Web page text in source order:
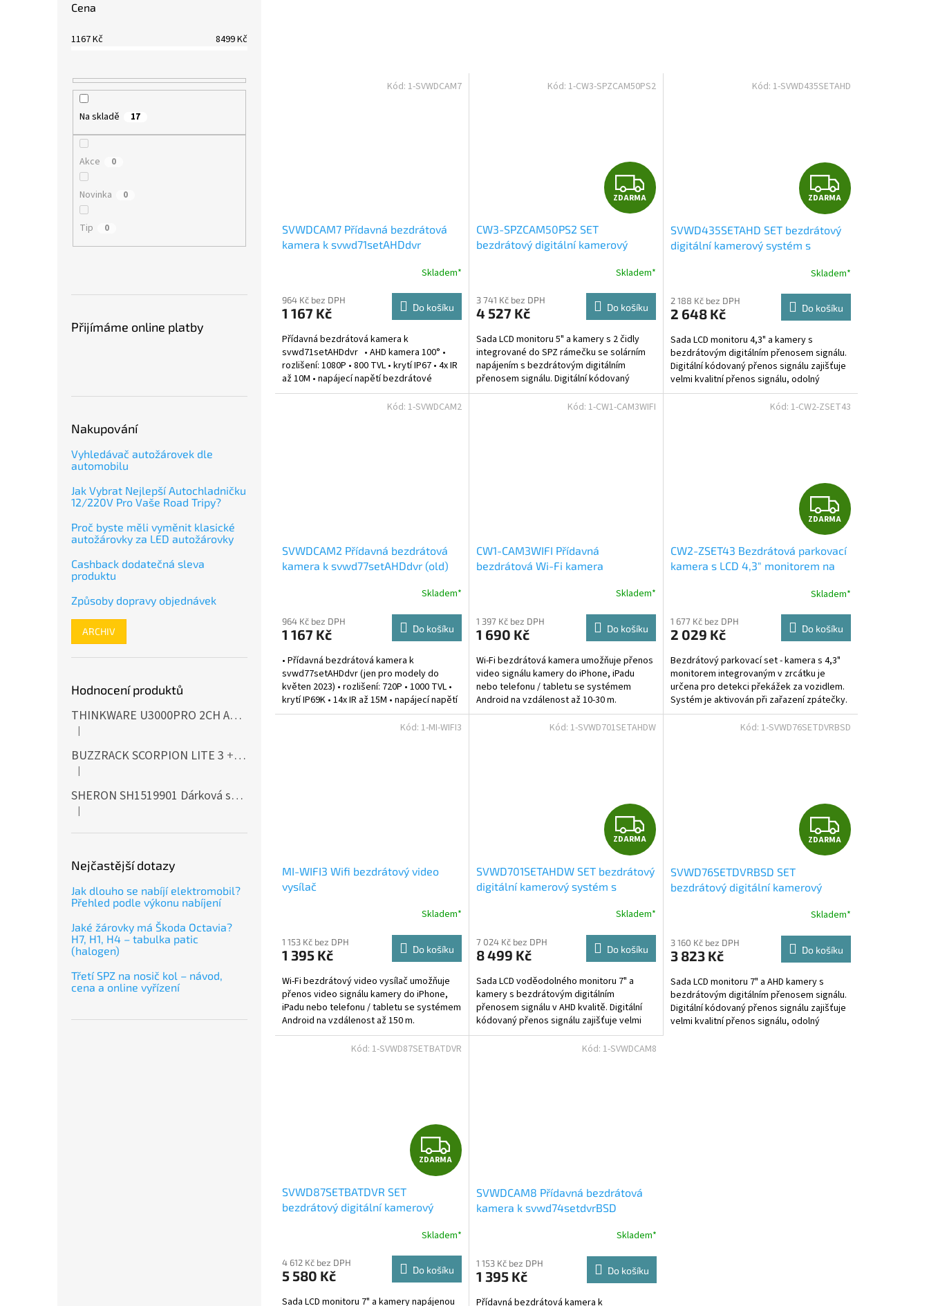
Cena
1167Kč 8499Kč
Na skladě 17
Akce 0
Novinka 0
Tip 0
Přijímáme online platby
Nakupování
Vyhledávač autožárovek dle
automobilu
Jak Vybrat Nejlepší Autochladničku
12/220V Pro Vaše Road Tripy?
Proč byste měli vyměnit klasické
autožárovky za LED autožárovky
Cashback dodatečná sleva
produktu
Způsoby dopravy objednávek
ARCHIV
Hodnocení produktů
THINKWARE U3000PRO 2CH Autokamera 4K+2K, HDR, WiFi, GPS, BT, mikrovlnné senzory
Hodnocení produktu je 5 z 5 hvězdiček.
|
BUZZRACK SCORPION LITE 3 + Cashback 500 Kč jako dodatečná sleva za platbu předem
Hodnocení produktu je 5 z 5 hvězdiček.
|
SHERON SH1519901 Dárková sada EXTERIÉR
Hodnocení produktu je 5 z 5 hvězdiček.
|
Nejčastější dotazy
Jak dlouho se nabíjí elektromobil?
Přehled podle výkonu nabíjení
Jaké žárovky má Škoda Octavia?
H7, H1, H4 – tabulka patic
(halogen)
Třetí SPZ na nosič kol – návod,
cena a online vyřízení
SVWDCAM7 Přídavná bezdrátová
kamera k svwd71setAHDdvr
Skladem*
964 Kč bez DPH
1 167 Kč Do košíku
Přídavná bezdrátová kamera k
svwd71setAHDdvr • AHD kamera 100° •
rozlišení: 1080P • 800 TVL • krytí IP67 • 4x IR
až 10M • napájecí napětí bezdrátové
kamery: 12 V - 24 V / 300...
Kód: 1-SVWDCAM7
Z
D
R
M
A
ZDARMA
CW3-SPZCAM50PS2 SET
bezdrátový digitální kamerový
solárním napájením a monitorem 5"
Skladem*
3 741 Kč bez DPH
4 527 Kč Do košíku
Sada LCD monitoru 5" a kamery s 2 čidly
integrované do SPZ rámečku se solárním
napájením s bezdrátovým digitálním
přenosem signálu. Digitální kódovaný
přenos signálu zajišťuje...
Kód: 1-CW3-SPZCAM50PS2
Z
D
A
R
M
A
ZDARMA
SVWD435SETAHD SET bezdrátový
digitální kamerový systém s
Skladem*
2 188 Kč bez DPH
2 648 Kč Do košíku
Sada LCD monitoru 4,3" a kamery s
bezdrátovým digitálním přenosem signálu.
Digitální kódovaný přenos signálu zajišťuje
velmi kvalitní přenos signálu, odolný
jakémukoliv rušení a...
Kód: 1-SVWD435SETAHD
SVWDCAM2 Přídavná bezdrátová
kamera k svwd77setAHDdvr (old)
Skladem*
964 Kč bez DPH
1 167 Kč Do košíku
• Přídavná bezdrátová kamera k
svwd77setAHDdvr (jen pro modely do
květen 2023) • rozlišení: 720P • 1000 TVL •
krytí IP69K • 14x IR až 15M • napájecí napětí
bezdrátové kamery...
Kód: 1-SVWDCAM2
CW1-CAM3WIFI Přídavná
bezdrátová Wi-Fi kamera
Skladem*
1 397 Kč bez DPH
1 690 Kč Do košíku
Wi-Fi bezdrátová kamera umožňuje přenos
video signálu kamery do iPhone, iPadu
nebo telefonu / tabletu se systémem
Android na vzdálenost až 10-30 m.
Technické parametry •...
Kód: 1-CW1-CAM3WIFI
Z
D
A
R
M
A
ZDARMA
CW2-ZSET43 Bezdrátová parkovací
kamera s LCD 4,3" monitorem na
Skladem*
1 677 Kč bez DPH
2 029 Kč Do košíku
Bezdrátový parkovací set - kamera s 4,3"
monitorem integrovaným v zrcátku je
určena pro detekci překážek za vozidlem.
Systém je aktivován při zařazení zpátečky.
Kód: 1-CW2-ZSET43
MI-WIFI3 Wifi bezdrátový video
vysílač
Skladem*
1 153 Kč bez DPH
1 395 Kč Do košíku
Wi-Fi bezdrátový video vysílač umožňuje
přenos video signálu kamery do iPhone,
iPadu nebo telefonu / tabletu se systémem
Android na vzdálenost až 150 m.
Technické parametry: •...
Kód: 1-MI-WIFI3
Z
D
A
R
M
A
ZDARMA
SVWD701SETAHDW SET bezdrátový
digitální kamerový systém s
Skladem*
7 024 Kč bez DPH
8 499 Kč Do košíku
Sada LCD voděodolného monitoru 7" a
kamery s bezdrátovým digitálním
přenosem signálu v AHD kvalitě. Digitální
kódovaný přenos signálu zajišťuje velmi
kvalitní přenos signálu,...
Kód: 1-SVWD701SETAHDW
Z
D
R
M
A
ZDARMA
SVWD76SETDVRBSD SET
bezdrátový digitální kamerový
Skladem*
3 160 Kč bez DPH
3 823 Kč Do košíku
Sada LCD monitoru 7" a AHD kamery s
bezdrátovým digitálním přenosem signálu.
Digitální kódovaný přenos signálu zajišťuje
velmi kvalitní přenos signálu, odolný
Kód: 1-SVWD76SETDVRBSD
Z
D
R
M
A
ZDARMA
SVWD87SETBATDVR SET
bezdrátový digitální kamerový
Skladem*
4 612 Kč bez DPH
5 580 Kč Do košíku
Sada LCD monitoru 7" a kamery napájenou
Kód: 1-SVWD87SETBATDVR
SVWDCAM8 Přídavná bezdrátová
kamera k svwd74setdvrBSD
Skladem*
1 153 Kč bez DPH
1 395 Kč Do košíku
Přídavná bezdrátová kamera k
Kód: 1-SVWDCAM8